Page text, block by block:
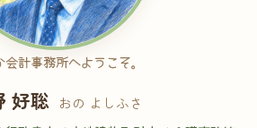
会計事務所へようこそ。
好聡 おの よしふさ